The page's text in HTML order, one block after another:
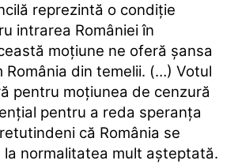
reprezintă o condiţie
intrarea României în
moţiune ne oferă şansa
România din temelii. (…) Votul
pentru moţiunea de cenzură
pentru a reda speranţa
că România se
normalitatea mult aşteptată.